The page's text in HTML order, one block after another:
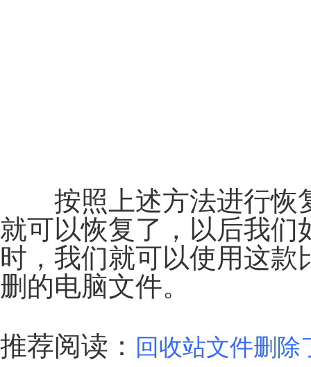
按照上述方法进行恢
就可以恢复了，以后我们
时，我们就可以使用这
删的电脑文件。
推荐阅读： 回收站文件删